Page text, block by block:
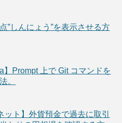
”しんにょう”を表示させる方
】Prompt 上で Git コマンドを
。
ット】外貨預金で過去に取引